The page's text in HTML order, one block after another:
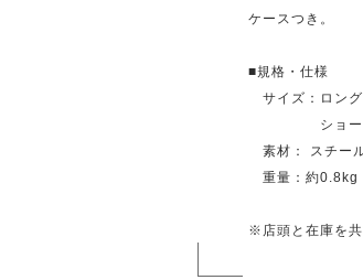
ケースつき。
■規格・仕様
サイズ：ロン
ショート
素材： スチー
重量：約0.8kg
※店頭と在庫を共